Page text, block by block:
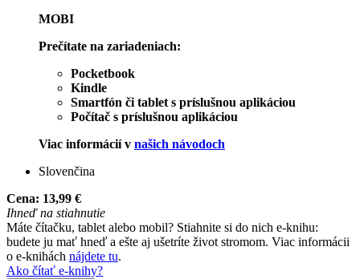
MOBI
Prečítate na zariadeniach:
Pocketbook
Kindle
Smartfón či tablet s príslušnou aplikáciou
Počítač s príslušnou aplikáciou
Viac informácií v našich návodoch
Slovenčina
Cena: 13,99 €
Ihneď na stiahnutie
Máte čítačku, tablet alebo mobil? Stiahnite si do nich e-knihu:
budete ju mať hneď a ešte aj ušetríte život stromom. Viac informácii
o e-knihách nájdete tu.
Ako čítať e-knihy?